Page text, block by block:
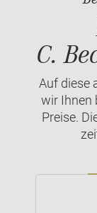
C.
Auf diese
wir Ihnen
Preise.